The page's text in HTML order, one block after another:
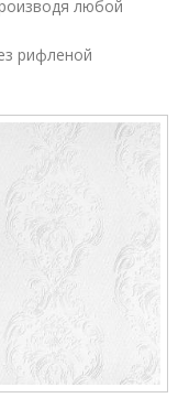
любой
рифленой